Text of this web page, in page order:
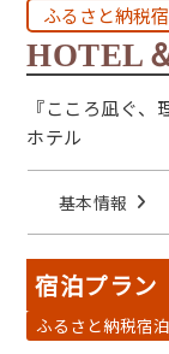
ふるさと納税
HOTEL
『こころ凪ぐ
ホテル
基本情報
宿泊プラン
ふるさと納税宿